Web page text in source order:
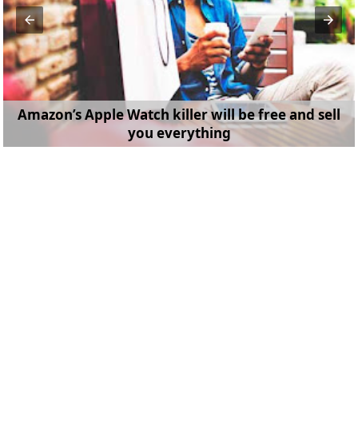
Amazon’s Apple Watch killer will be free and sell
you everything